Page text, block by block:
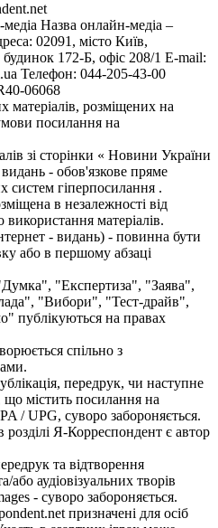
Назва онлайн-медіа –
02091, місто Київ,
172-Б, офіс 208/1 E-mail:
Телефон: 044-205-43-00
06068
матеріалів, розміщених на
посилання на
зі сторінки « Новини України
видань - обов'язкове пряме
систем гіперпосилання .
в незалежності від
матеріалів.
- видань) - повинна бути
або в першому абзаці
"Експертиза", "Заява",
"Вибори", "Тест-драйв",
публікуються на правах
спільно з
передрук, чи наступне
містить посилання на
/ UPG, суворо забороняється.
Я-Корреспондент є автор
та відтворення
або аудіовізуальних творів
- суворо забороняється.
призначені для осіб